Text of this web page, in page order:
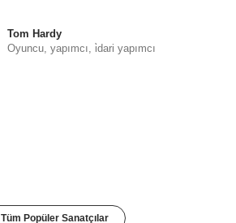
Tom Hardy
Oyuncu, yapımcı, i̇dari yapımcı
Tüm Popüler Sanatçılar